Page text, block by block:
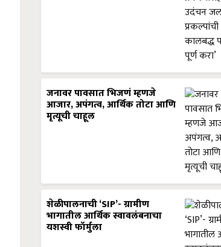
जनावर पावसात भिजणं म्हणजे
आजार, अपंगत्व, आर्थिक तोटा आणि
मृत्यूची चाहूल
शेळीपालनाची ‘SIP’- ग्रामीण
भागातील आर्थिक स्वावलंबनाचा
यशस्वी फॉर्मुला